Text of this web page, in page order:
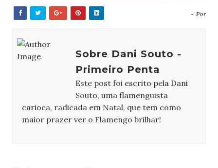
- Por
Sobre Dani Souto -
Primeiro Penta
Este post foi escrito pela Dani
Souto, uma flamenguista
carioca, radicada em Natal, que tem como
maior prazer ver o Flamengo brilhar!